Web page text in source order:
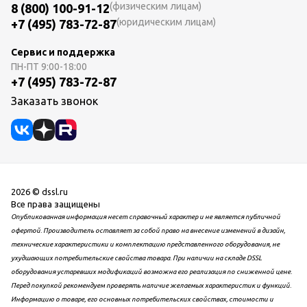
8 (800) 100-91-12(физическим лицам)
+7 (495) 783-72-87(юридическим лицам)
Сервис и поддержка
ПН-ПТ 9:00-18:00
+7 (495) 783-72-87
Заказать звонок
2026 © dssl.ru
Все права защищены
Опубликованная информация несет справочный характер и не является публичной
офертой. Производитель оставляет за собой право на внесение изменений в дизайн,
технические характеристики и комплектацию представленного оборудования, не
ухудшающих потребительские свойства товара. При наличии на складе DSSL
оборудования устаревших модификаций возможна его реализация по сниженной цене.
Перед покупкой рекомендуем проверять наличие желаемых характеристик и функций.
Информацию о товаре, его основных потребительских свойствах, стоимости и